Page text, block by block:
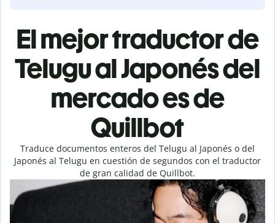
El mejor traductor de
Telugu al Japonés del
mercado es de
Quillbot
Traduce documentos enteros del Telugu al Japonés o del
Japonés al Telugu en cuestión de segundos con el traductor
de gran calidad de Quillbot.